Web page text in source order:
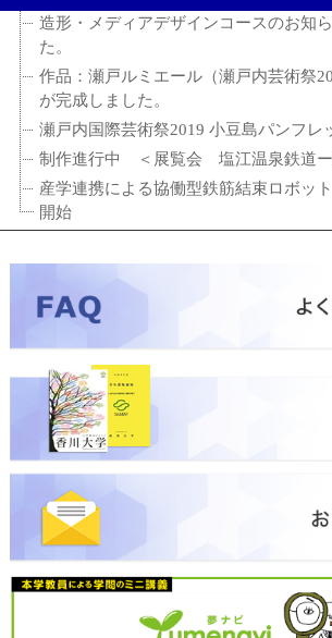
造形・メディアデザインコースのお知
た。
作品：瀬戸ルミエール（瀬戸内芸術祭
が完成しました。
瀬戸内国際芸術祭2019 小豆島パンフレ
制作進行中 ＜展覧会 塩江温泉鉄道ー
産学連携による協働型鉄筋結束ロボッ
開始